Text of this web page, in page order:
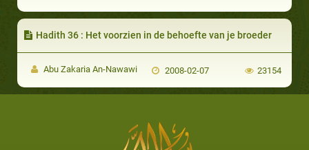
Hadith 36 : Het voorzien in de behoefte van je broeder
Abu Zakaria An-Nawawi 2008-02-07 23154